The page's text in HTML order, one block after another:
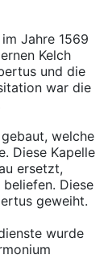
Jahre 1569
Kelch
und die
war die
welche
Diese Kapelle
ersetzt,
Diese
geweiht.
wurde